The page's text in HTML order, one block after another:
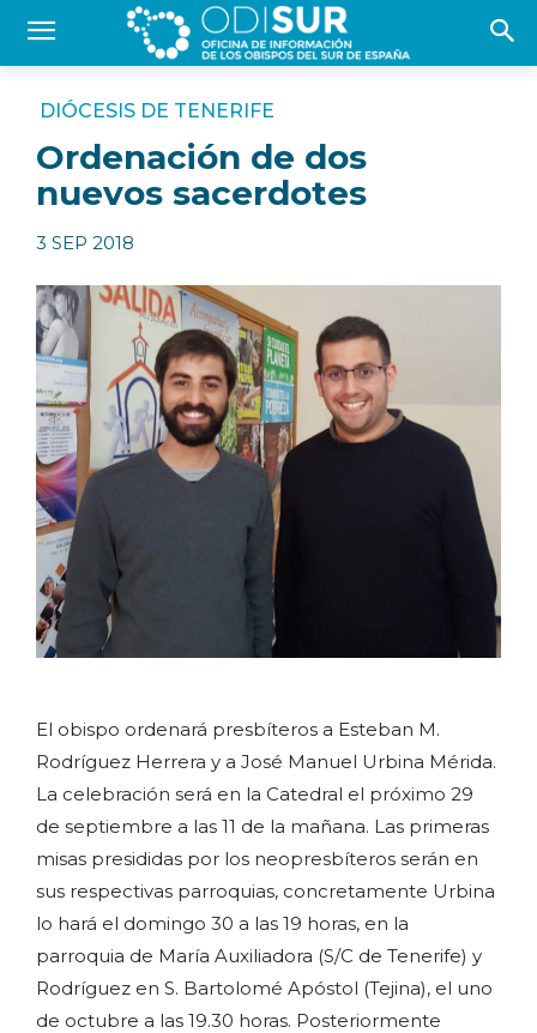
DIÓCESIS DE TENERIFE
Ordenación de dos
nuevos sacerdotes
3 SEP 2018
El obispo ordenará presbíteros a Esteban M.
Rodríguez Herrera y a José Manuel Urbina Mérida.
La celebración será en la Catedral el próximo 29
de septiembre a las 11 de la mañana. Las primeras
misas presididas por los neopresbíteros serán en
sus respectivas parroquias, concretamente Urbina
lo hará el domingo 30 a las 19 horas, en la
parroquia de María Auxiliadora (S/C de Tenerife) y
Rodríguez en S. Bartolomé Apóstol (Tejina), el uno
de octubre a las 19.30 horas. Posteriormente